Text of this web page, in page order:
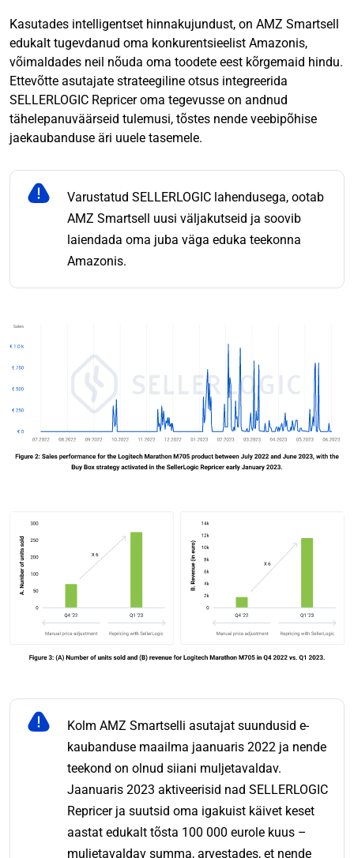
Kasutades intelligentset hinnakujundust, on AMZ Smartsell
edukalt tugevdanud oma konkurentsieelist Amazonis,
võimaldades neil nõuda oma toodete eest kõrgemaid hindu.
Ettevõtte asutajate strateegiline otsus integreerida
SELLERLOGIC Repricer oma tegevusse on andnud
tähelepanuväärseid tulemusi, tõstes nende veebipõhise
jaekaubanduse äri uuele tasemele.
Varustatud SELLERLOGIC lahendusega, ootab
AMZ Smartsell uusi väljakutseid ja soovib
laiendada oma juba väga eduka teekonna
Amazonis.
Kolm AMZ Smartselli asutajat suundusid e-
kaubanduse maailma jaanuaris 2022 ja nende
teekond on olnud siiani muljetavaldav.
Jaanuaris 2023 aktiveerisid nad SELLERLOGIC
Repricer ja suutsid oma igakuist käivet keset
aastat edukalt tõsta 100 000 eurole kuus –
muljetavaldav summa, arvestades, et nende